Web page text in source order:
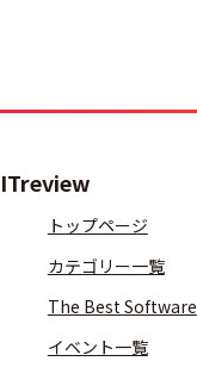
ITreview
トップページ
カテゴリー一覧
The Best Software
イベント一覧